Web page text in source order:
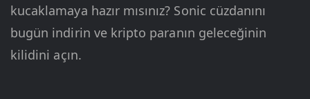
kucaklamaya hazır mısınız? Sonic cüzdanını
bugün indirin ve kripto paranın geleceğinin
kilidini açın.